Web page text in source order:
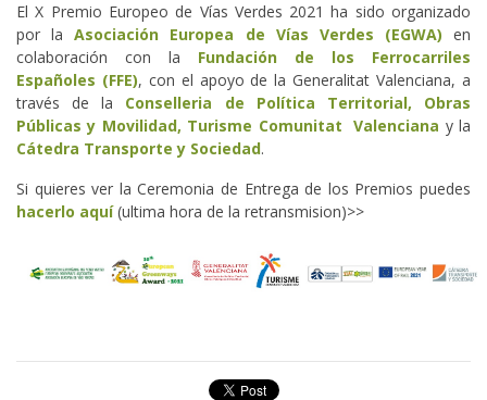
El X Premio Europeo de Vías Verdes 2021 ha sido organizado
por laAsociación Europea de Vías Verdes (EGWA) en
colaboración con la Fundación de los Ferrocarriles
Españoles (FFE), con el apoyo de la Generalitat Valenciana, a
través de la Conselleria de Política Territorial, Obras
Públicas y Movilidad, Turisme Comunitat Valenciana y la
Cátedra Transporte y Sociedad.
Si quieres ver la Ceremonia de Entrega de los Premios puedes
hacerlo aquí(ultima hora de la retransmision)>>